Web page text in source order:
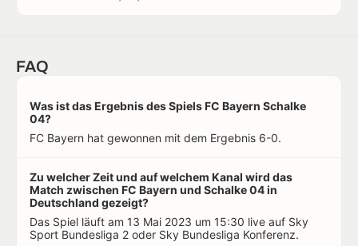
FAQ
Was ist das Ergebnis des Spiels FC Bayern Schalke
04?
FC Bayern hat gewonnen mit dem Ergebnis 6-0.
Zu welcher Zeit und auf welchem Kanal wird das
Match zwischen FC Bayern und Schalke 04 in
Deutschland gezeigt?
Das Spiel läuft am 13 Mai 2023 um 15:30 live auf Sky
Sport Bundesliga 2 oder Sky Bundesliga Konferenz.